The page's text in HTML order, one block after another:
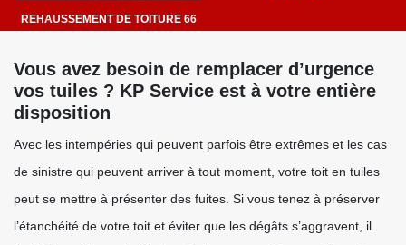
REHAUSSEMENT DE TOITURE 66
Vous avez besoin de remplacer d’urgence
vos tuiles ? KP Service est à votre entière
disposition
Avec les intempéries qui peuvent parfois être extrêmes et les cas
de sinistre qui peuvent arriver à tout moment, votre toit en tuiles
peut se mettre à présenter des fuites. Si vous tenez à préserver
l’étanchéité de votre toit et éviter que les dégâts s’aggravent, il